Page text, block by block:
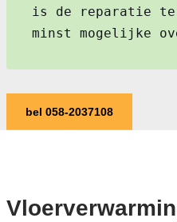
is de reparatie te
minst mogelijke
bel 058-2037108